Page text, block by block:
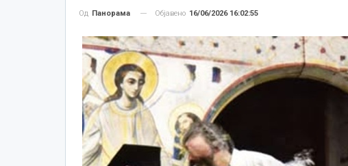
Од Панорама Објавено 16/06/2026 16:02:55